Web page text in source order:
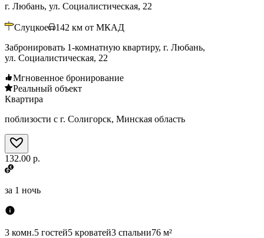
г. Любань, ул. Социалистическая, 22
Слуцкое 142 км от МКАД
Забронировать 1-комнатную квартиру, г. Любань,
ул. Социалистическая, 22
Мгновенное бронирование
Реальный объект
Квартира
поблизости с г. Солигорск, Минская область
132.00 р.
за 1 ночь
3 комн.5 гостей5 кроватей3 спальни76 м²